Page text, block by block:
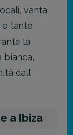
vanta
e tante
la
bianca,
dall’
a Ibiza